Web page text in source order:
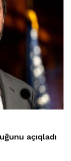
açıqladı